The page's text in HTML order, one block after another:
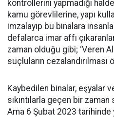
kontrollerini yapmadığı
kamu görevlilerine, yapı
imzalayıp bu binalara
defalarca imar affı
zaman olduğu gibi; ‘Veren
suçluların cezalandırılması
Kaybedilen binalar, eşyalar
sıkıntılarla geçen bir
Ama 6 Şubat 2023 tarihinde